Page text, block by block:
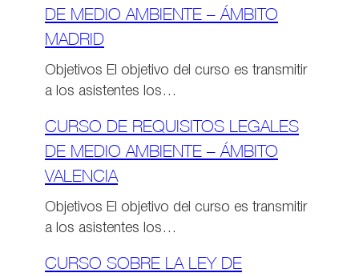
DE MEDIO AMBIENTE – ÁMBITO
MADRID
Objetivos El objetivo del curso es transmitir
a los asistentes los…
CURSO DE REQUISITOS LEGALES
DE MEDIO AMBIENTE – ÁMBITO
VALENCIA
Objetivos El objetivo del curso es transmitir
a los asistentes los…
CURSO SOBRE LA LEY DE